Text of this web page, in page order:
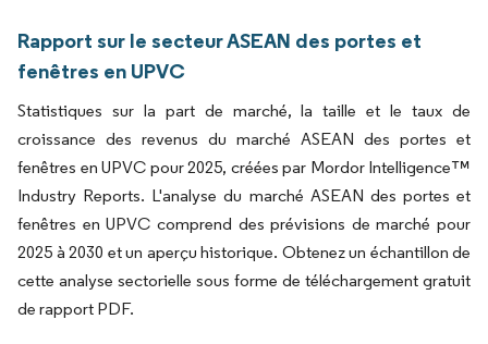
Rapport sur le secteur ASEAN des portes et
fenêtres en UPVC
Statistiques sur la part de marché, la taille et le taux de
croissance des revenus du marché ASEAN des portes et
fenêtres en UPVC pour 2025, créées par Mordor Intelligence™
Industry Reports. L'analyse du marché ASEAN des portes et
fenêtres en UPVC comprend des prévisions de marché pour
2025 à 2030 et un aperçu historique. Obtenez un échantillon de
cette analyse sectorielle sous forme de téléchargement gratuit
de rapport PDF.